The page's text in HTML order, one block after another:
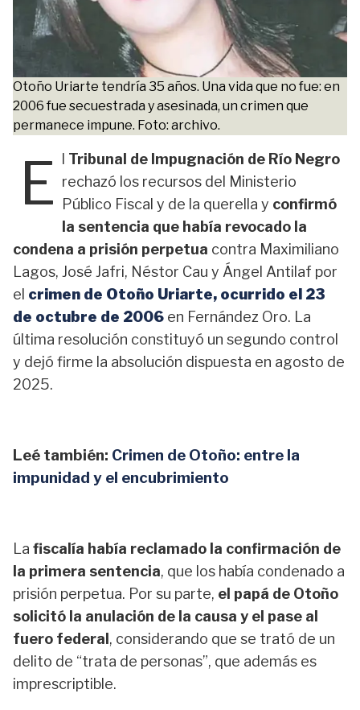
Otoño Uriarte tendría 35 años. Una vida que no fue: en
2006 fue secuestrada y asesinada, un crimen que
permanece impune. Foto: archivo.
E
Tribunal de Impugnación de Río Negro
rechazó los recursos del Ministerio
Público Fiscal y de la querella y confirmó
la sentencia que había revocado la
condena a prisión perpetua contra Maximiliano
Lagos, José Jafri, Néstor Cau y Ángel Antilaf por
el crimen de Otoño Uriarte, ocurrido el 23
de octubre de 2006 en Fernández Oro. La
última resolución constituyó un segundo control
y dejó firme la absolución dispuesta en agosto de
2025.
Leé también: Crimen de Otoño: entre la
impunidad y el encubrimiento
La fiscalía había reclamado la confirmación de
la primera sentencia, que los había condenado a
prisión perpetua. Por su parte, el papá de Otoño
solicitó la anulación de la causa y el pase al
fuero federal , considerando que se trató de un
delito de “trata de personas”, que además es
imprescriptible.